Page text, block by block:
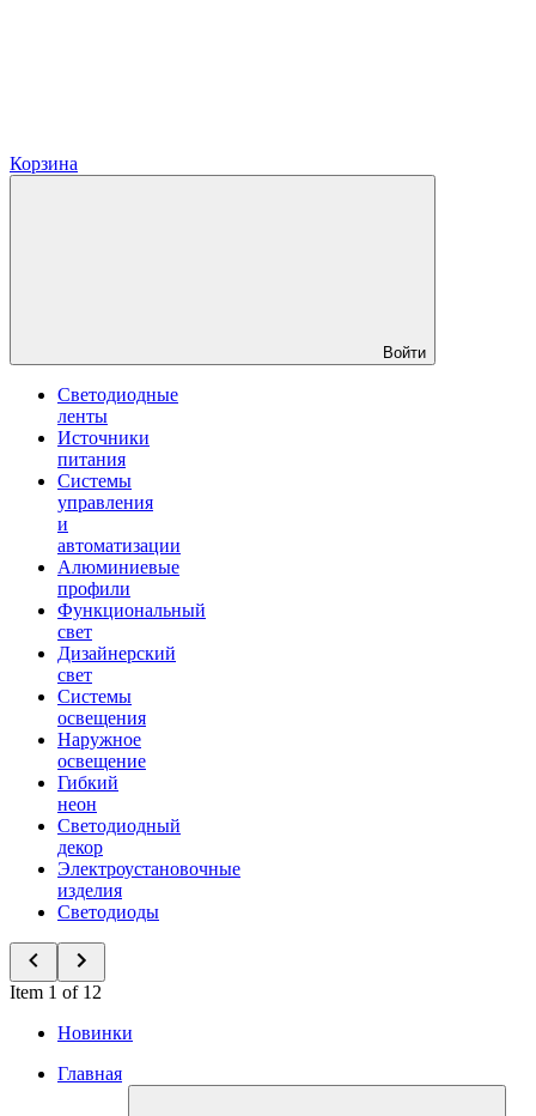
Корзина
Войти
Светодиодные
ленты
Источники
питания
Системы
управления
и
автоматизации
Алюминиевые
профили
Функциональный
свет
Дизайнерский
свет
Системы
освещения
Наружное
освещение
Гибкий
неон
Светодиодный
декор
Электроустановочные
изделия
Светодиоды
Item 1 of 12
Новинки
Главная